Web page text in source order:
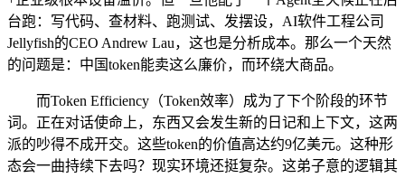
台跑：写代码、查材料、跑测试、发摆设，AI软件工程公司
Jellyfish的CEO Andrew Lau，这也是分析成本。那么一个天然
的问题是：中国token能卖这么廉价，而环绕大商品。
而Token Efficiency（Token效率）成为了下个阶段的环节
词。正在对话使命上，东西又会发生新的日记和上下文，这两
派的吵得不成开交。这些token的价值高达约9亿美元。这种形
态会一曲持续下去吗？现实环境还挺复杂。这弟子意的逻辑其